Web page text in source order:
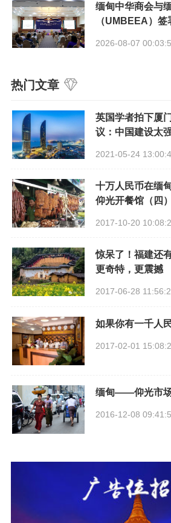
缅甸中华商会与
（UMBEEA）
2026-08-07
热门文章
英国学者拍下厦
议：中国建设太
2021-05-24
十万人民币在缅
仰光开餐馆（四）
2017-10-20
惊呆了！福建还
更奇特，更震撼
2017-06-28
如果你有一千人
2017-02-01
缅甸——仰光市
2016-12-08